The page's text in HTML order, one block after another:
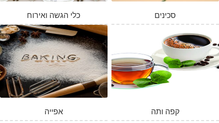
המלאי אזל
כלי הגשה ואירוח סכינים
אפייה קפה ותה